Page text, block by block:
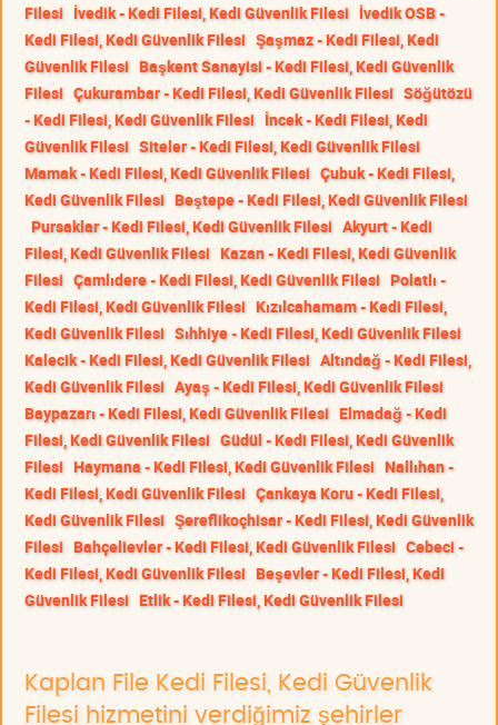
Filesi İvedik - Kedi Filesi, Kedi Güvenlik Filesi İvedik OSB -
Kedi Filesi, Kedi Güvenlik Filesi Şaşmaz - Kedi Filesi, Kedi
Güvenlik Filesi Başkent Sanayisi - Kedi Filesi, Kedi Güvenlik
Filesi Çukurambar - Kedi Filesi, Kedi Güvenlik Filesi Söğütözü
- Kedi Filesi, Kedi Güvenlik Filesi İncek - Kedi Filesi, Kedi
Güvenlik Filesi Siteler - Kedi Filesi, Kedi Güvenlik Filesi
Mamak - Kedi Filesi, Kedi Güvenlik Filesi Çubuk - Kedi Filesi,
Kedi Güvenlik Filesi Beştepe - Kedi Filesi, Kedi Güvenlik Filesi
Pursaklar - Kedi Filesi, Kedi Güvenlik Filesi Akyurt - Kedi
Filesi, Kedi Güvenlik Filesi Kazan - Kedi Filesi, Kedi Güvenlik
Filesi Çamlıdere - Kedi Filesi, Kedi Güvenlik Filesi Polatlı -
Kedi Filesi, Kedi Güvenlik Filesi Kızılcahamam - Kedi Filesi,
Kedi Güvenlik Filesi Sıhhiye - Kedi Filesi, Kedi Güvenlik Filesi
Kalecik - Kedi Filesi, Kedi Güvenlik Filesi Altındağ - Kedi Filesi,
Kedi Güvenlik Filesi Ayaş - Kedi Filesi, Kedi Güvenlik Filesi
Baypazarı - Kedi Filesi, Kedi Güvenlik Filesi Elmadağ - Kedi
Filesi, Kedi Güvenlik Filesi Güdül - Kedi Filesi, Kedi Güvenlik
Filesi Haymana - Kedi Filesi, Kedi Güvenlik Filesi Nallıhan -
Kedi Filesi, Kedi Güvenlik Filesi Çankaya Koru - Kedi Filesi,
Kedi Güvenlik Filesi Şereflikoçhisar - Kedi Filesi, Kedi Güvenlik
Filesi Bahçelievler - Kedi Filesi, Kedi Güvenlik Filesi Cebeci -
Kedi Filesi, Kedi Güvenlik Filesi Beşevler - Kedi Filesi, Kedi
Güvenlik Filesi Etlik - Kedi Filesi, Kedi Güvenlik Filesi
Kaplan File Kedi Filesi, Kedi Güvenlik
Filesi hizmetini verdiğimiz şehirler